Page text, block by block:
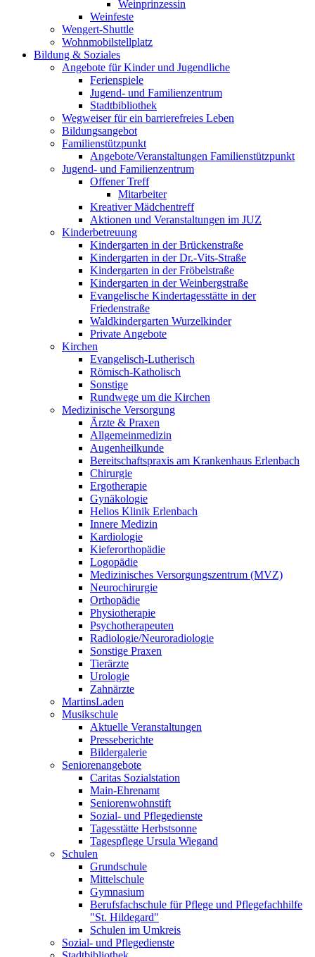
Weinprinzessin
Weinfeste
Wengert-Shuttle
Wohnmobilstellplatz
Bildung & Soziales
Angebote für Kinder und Jugendliche
Ferienspiele
Jugend- und Familienzentrum
Stadtbibliothek
Wegweiser für ein barrierefreies Leben
Bildungsangebot
Familienstützpunkt
Angebote/Veranstaltungen Familienstützpunkt
Jugend- und Familienzentrum
Offener Treff
Mitarbeiter
Kreativer Mädchentreff
Aktionen und Veranstaltungen im JUZ
Kinderbetreuung
Kindergarten in der Brückenstraße
Kindergarten in der Dr.-Vits-Straße
Kindergarten in der Fröbelstraße
Kindergarten in der Weinbergstraße
Evangelische Kindertagesstätte in der
Friedenstraße
Waldkindergarten Wurzelkinder
Private Angebote
Kirchen
Evangelisch-Lutherisch
Römisch-Katholisch
Sonstige
Rundwege um die Kirchen
Medizinische Versorgung
Ärzte & Praxen
Allgemeinmedizin
Augenheilkunde
Bereitschaftspraxis am Krankenhaus Erlenbach
Chirurgie
Ergotherapie
Gynäkologie
Helios Klinik Erlenbach
Innere Medizin
Kardiologie
Kieferorthopädie
Logopädie
Medizinisches Versorgungszentrum (MVZ)
Neurochirurgie
Orthopädie
Physiotherapie
Psychotherapeuten
Radiologie/Neuroradiologie
Sonstige Praxen
Tierärzte
Urologie
Zahnärzte
MartinsLaden
Musikschule
Aktuelle Veranstaltungen
Presseberichte
Bildergalerie
Seniorenangebote
Caritas Sozialstation
Main-Ehrenamt
Seniorenwohnstift
Sozial- und Pflegedienste
Tagesstätte Herbstsonne
Tagespflege Ursula Wiegand
Schulen
Grundschule
Mittelschule
Gymnasium
Berufsfachschule für Pflege und Pflegefachhilfe
"St. Hildegard"
Schulen im Umkreis
Sozial- und Pflegedienste